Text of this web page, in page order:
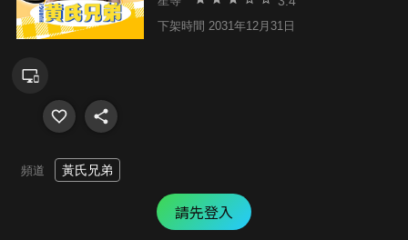
下架時間 2031年12月31日
頻道 黃氏兄弟
請先登入